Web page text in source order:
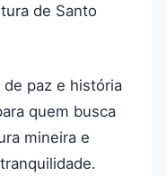
de Santo
paz e história
quem busca
mineira e